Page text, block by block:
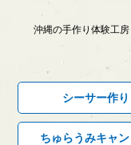
沖縄の手作り体験工房
シーサー作り
ちゅらうみキャ